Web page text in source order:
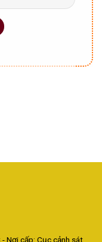
Nơi cấp: Cục cảnh sát